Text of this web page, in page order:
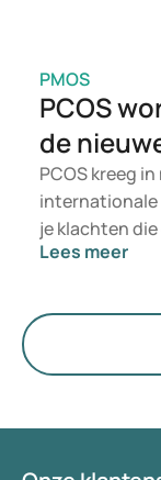
PMOS
PCOS
de
PCOS kreeg
internationale
je klachten
niet direct
eierstokken.
Lees meer